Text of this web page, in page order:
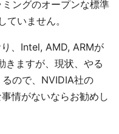
ミングのオープンな標準
ていません。
、Intel, AMD, ARMが
きますが、現状、やる
ので、NVIDIA社の
情がないならお勧めし